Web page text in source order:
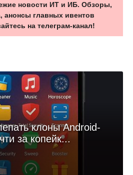
новости ИТ и ИБ. Обзоры,
анонсы главных ивентов
на телеграм-канал!
клоны Android-
за копейк...